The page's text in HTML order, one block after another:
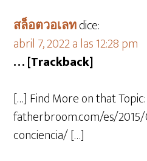
สล็อตวอเลทdice:
abril 7, 2022 a las 12:28 pm
… [Trackback]
[…] Find More on that Topic:
fatherbroom.com/es/
conciencia/ […]